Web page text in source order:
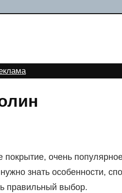
очень
знать особенности,
правильный выбор.